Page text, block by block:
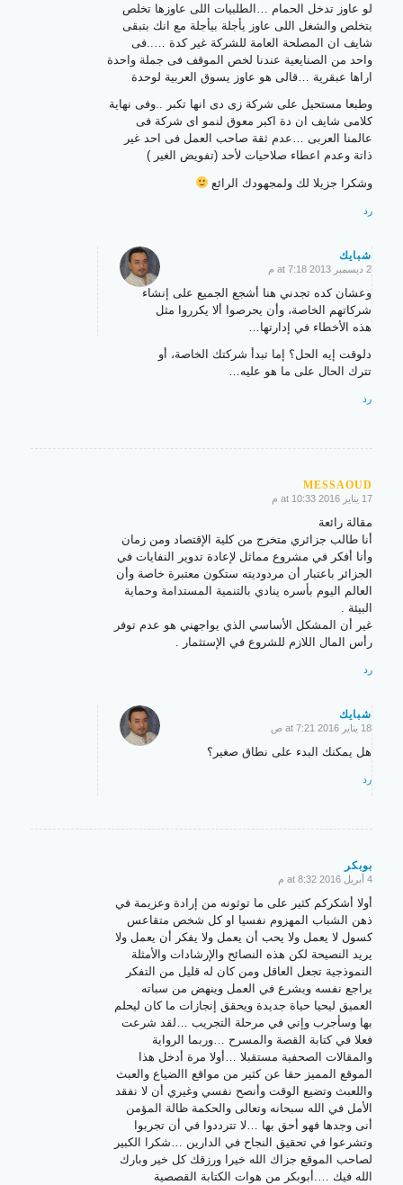
لو عاوز تدخل الحمام …الطلبيات اللى عاوزها تخلص
بتخلص والشغل اللى عاوز يأجلة بيأجلة مع انك بتبقى
شايف ان المصلحة العامة للشركة غير كدة …..فى
واحد من الصنايعية عندنا لخص الموقف فى جملة واحدة
اراها عبقرية …قالى هو عاوز يسوق العربية لوحدة
وطبعا مستحيل على شركة زى دى انها تكبر ..وفى نهاية
كلامى شايف ان دة اكبر معوق لنمو اى شركة فى
عالمنا العربى …عدم ثقة صاحب العمل فى احد غير
ذاتة وعدم اعطاء صلاحيات لأحد (تفويض الغير )
وشكرا جزيلا لك ولمجهودك الرائع
رد
شبايك
says:
2 ديسمبر 2013 at 7:18 م
وعشان كده تجدني هنا أشجع الجميع على إنشاء
شركاتهم الخاصة، وأن يحرصوا ألا يكرروا مثل
هذه الأخطاء في إدارتها…
دلوقت إيه الحل؟ إما تبدأ شركتك الخاصة، أو
تترك الحال على ما هو عليه…
رد
MESSAOUD
says:
17 يناير 2016 at 10:33 م
مقالة رائعة
أنا طالب جزائري متخرج من كلية الإقتصاد ومن زمان
وأنا أفكر في مشروع مماثل لإعادة تدوير النفايات في
الجزائر باعتبار أن مردوديته ستكون معتبرة خاصة وأن
العالم اليوم بأسره ينادي بالتنمية المستدامة وحماية
البيئة .
غير أن المشكل الأساسي الذي يواجهني هو عدم توفر
رأس المال اللازم للشروع في الإستثمار .
رد
شبايك
says:
18 يناير 2016 at 7:21 ص
هل يمكنك البدء على نطاق صغير؟
رد
بوبكر
says:
4 أبريل 2016 at 8:32 م
أولا أشكركم كثير على ما توثونه من إرادة وعزيمة في
ذهن الشباب المهزوم نفسيا او كل شخص متقاعس
كسول لا يعمل ولا يحب أن يعمل ولا يفكر أن يعمل ولا
يريد النصيحة لكن هذه النصائح والإرشادات والأمثلة
النموذجية تجعل العاقل ومن كان له قليل من التفكر
يراجع نفسه ويشرع في العمل وينهض من سباته
العميق ليحيا حياة جديدة ويحقق إنجازات ما كان ليحلم
بها وسأجرب وإني في مرحلة التجريب …لقد شرعت
فعلا في كتابة القصة والمسرح …وربما الرواية
والمقالات الصحفية مستقبلا …أولا مرة أدخل هذا
الموقع المميز حقا عن كثير من مواقع االضياع والعبث
واللعبث وتضيع الوقت وأنصح نفسي وغيري أن لا نفقد
الأمل في الله سبحانه وتعالى والحكمة ظالة المؤمن
أنى وجدها فهو أحق بها …لا تترددوا في أن تجربوا
وتشرعوا في تحقيق النجاح في الدارين …شكرا الكبير
لصاحب الموقع جزاك الله خيرا ورزقك كل خير وبارك
الله فيك ….أبوبكر من هوات الكتابة القصصية